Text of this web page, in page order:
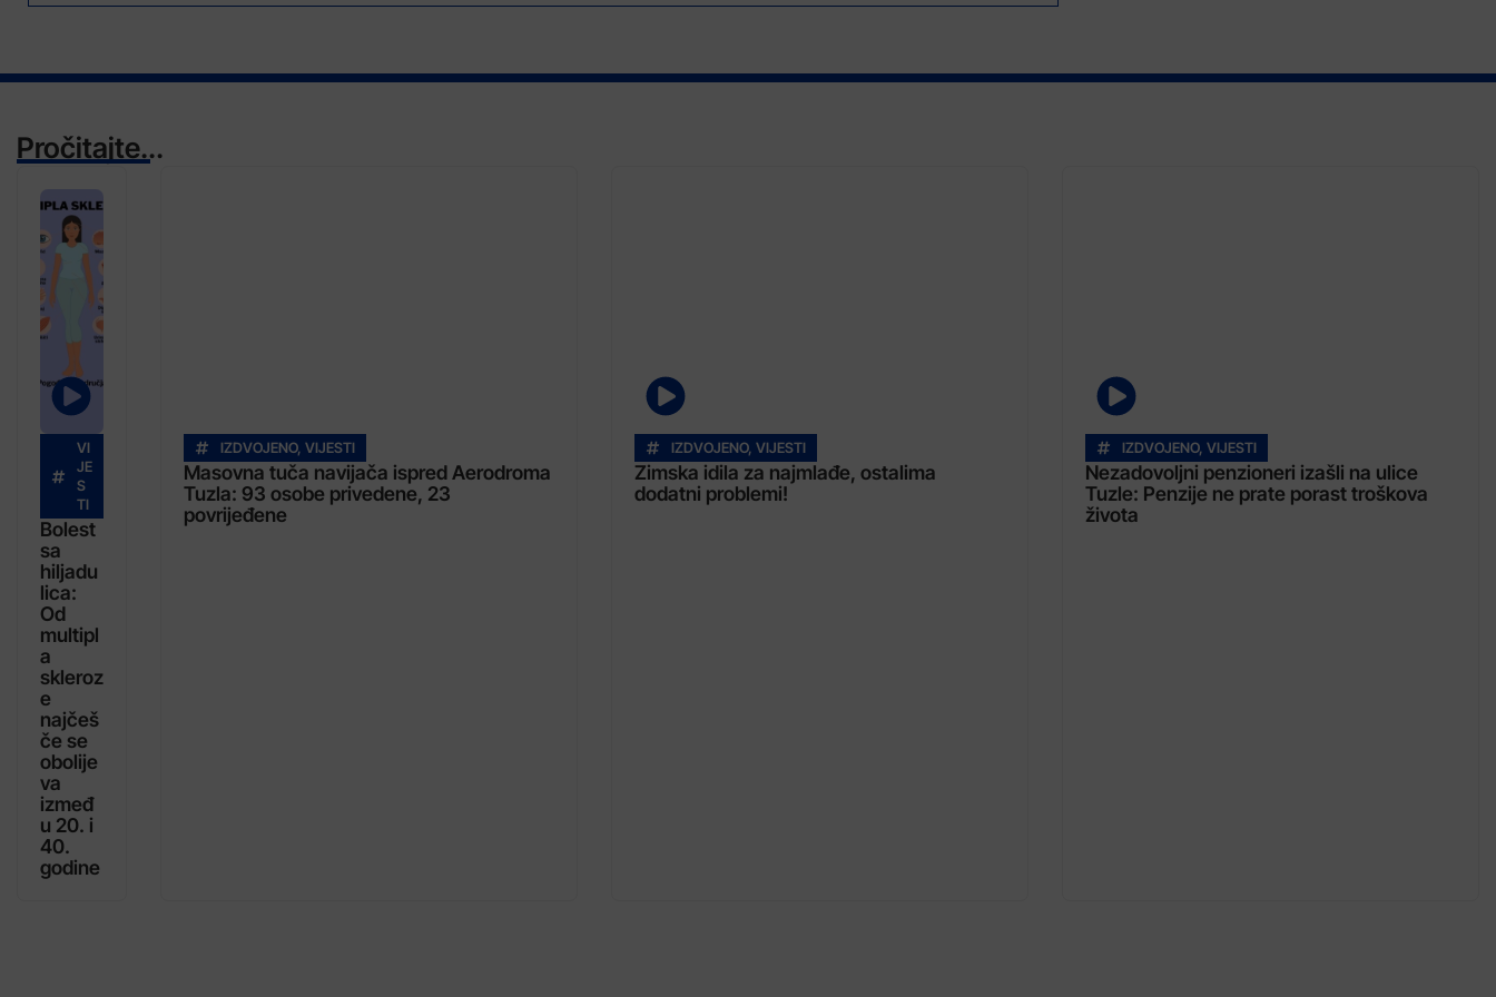
Pročitajte...
VI
JE
S
TI
Bolest
sa
hiljadu
lica:
Od
multipl
a
skleroz
e
najčeš
če se
obolije
va
izmeđ
u 20. i
40.
godine
IZDVOJENO, VIJESTI
Masovna tuča navijača ispred Aerodroma
Tuzla: 93 osobe privedene, 23
povrijeđene
IZDVOJENO, VIJESTI
Zimska idila za najmlađe, ostalima
dodatni problemi!
IZDVOJENO, VIJESTI
Nezadovoljni penzioneri izašli na ulice
Tuzle: Penzije ne prate porast troškova
života